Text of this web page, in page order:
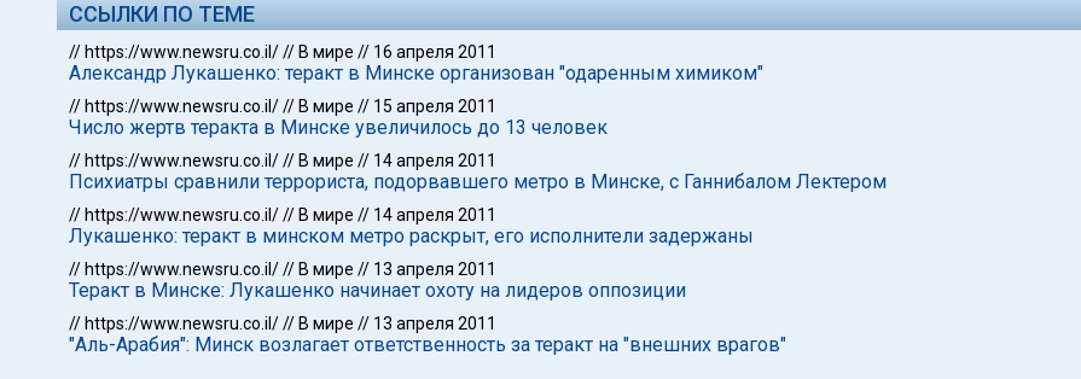
ССЫЛКИ ПО ТЕМЕ
// https://www.newsru.co.il/// В мире // 16 апреля 2011
Александр Лукашенко: теракт в Минске организован "одаренным химиком"
// https://www.newsru.co.il/// В мире // 15 апреля 2011
Число жертв теракта в Минске увеличилось до 13 человек
// https://www.newsru.co.il/// В мире // 14 апреля 2011
Психиатры сравнили террориста, подорвавшего метро в Минске, с Ганнибалом Лектером
// https://www.newsru.co.il/// В мире // 14 апреля 2011
Лукашенко: теракт в минском метро раскрыт, его исполнители задержаны
// https://www.newsru.co.il/// В мире // 13 апреля 2011
Теракт в Минске: Лукашенко начинает охоту на лидеров оппозиции
// https://www.newsru.co.il/// В мире // 13 апреля 2011
"Аль-Арабия": Минск возлагает ответственность за теракт на "внешних врагов"